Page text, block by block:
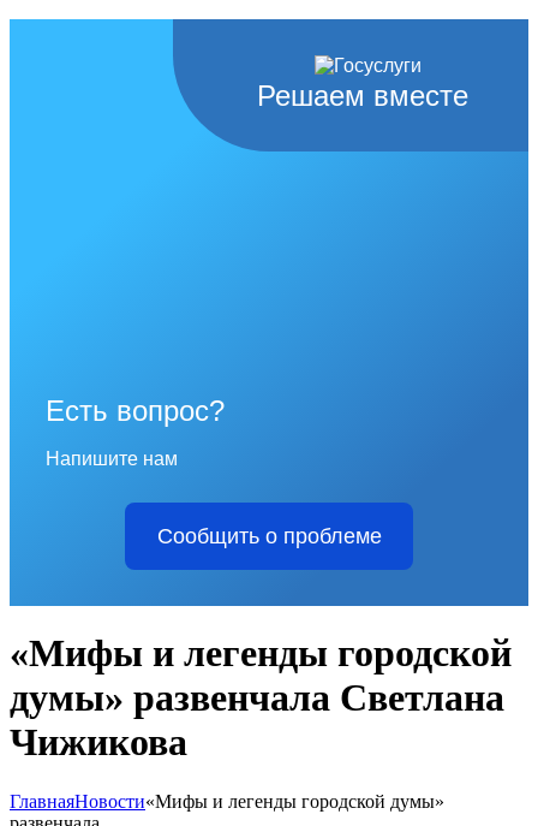
Решаем вместе
Есть вопрос?
Напишите нам
Сообщить о проблеме
«Мифы и легенды городской
думы» развенчала Светлана
Чижикова
ГлавнаяНовости«Мифы и легенды городской думы»